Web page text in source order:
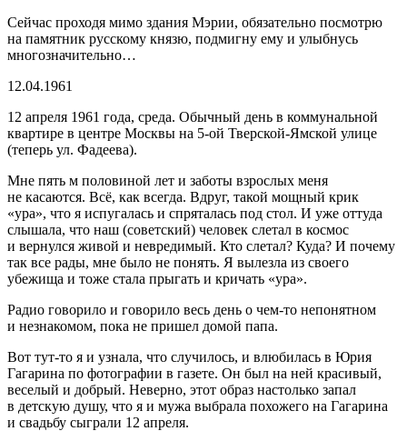
Сейчас проходя мимо здания Мэрии, обязательно посмотрю
на памятник русскому князю, подмигну ему и улыбнусь
многозначительно…
12.04.1961
12 апреля 1961 года, среда. Обычный день в коммунальной
квартире в центре Москвы на 5-ой Тверской-Ямской улице
(теперь ул. Фадеева).
Мне пять м половиной лет и заботы взрослых меня
не касаются. Всё, как всегда. Вдруг, такой мощный крик
«ура», что я испугалась и спряталась под стол. И уже оттуда
слышала, что наш (советский) человек слетал в космос
и вернулся живой и невредимый. Кто слетал? Куда? И почему
так все рады, мне было не понять. Я вылезла из своего
убежища и тоже стала прыгать и кричать «ура».
Радио говорило и говорило весь день о чем-то непонятном
и незнакомом, пока не пришел домой папа.
Вот тут-то я и узнала, что случилось, и влюбилась в Юрия
Гагарина по фотографии в газете. Он был на ней красивый,
веселый и добрый. Неверно, этот образ настолько запал
в детскую душу, что я и мужа выбрала похожего на Гагарина
и свадьбу сыграли 12 апреля.